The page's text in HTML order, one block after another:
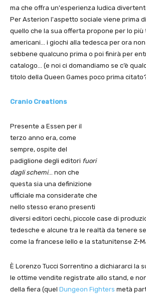
ma che offra un'esperienza ludica
Per Asterion l'aspetto sociale viene prima
quello che la sua offerta propone per lo più
americani… i giochi alla tedesca per ora
sebbene qualcuno prima o poi finirà per
catalogo… (e noi ci domandiamo se c’è
titolo della Queen Games poco prima
Cranio Creations
Presente a Essen per il
terzo anno era, come
sempre, ospite del
padiglione degli editori fuori
dagli schemi… non che
questa sia una definizione
ufficiale ma considerate che
nello stesso erano presenti
diversi editori cechi, piccole case di
tedesche e alcune tra le realtà da tenere
come la francese Iello e la statunitense Z-
È Lorenzo Tucci Sorrentino a dichiararci la
le ottime vendite registrate allo stand, e
della fiera (quel Dungeon Fighters metà